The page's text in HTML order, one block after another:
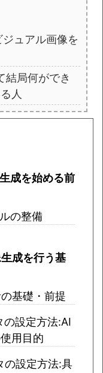
ュアル画像を
結局何ができ
人
成を始める前
の整備
成を行う基
基礎・前提
の設定方法:AI
用目的
の設定方法:具